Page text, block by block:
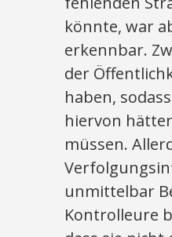
könnte, war
erkennbar.
der
haben,
hiervon
müssen.
unmittelbar
Kontrolleure